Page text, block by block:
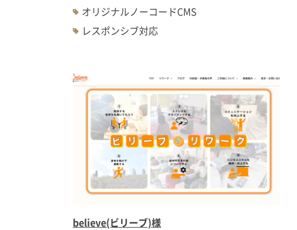
オリジナルノーコードCMS
レスポンシブ対応
believe(ビリーブ)様